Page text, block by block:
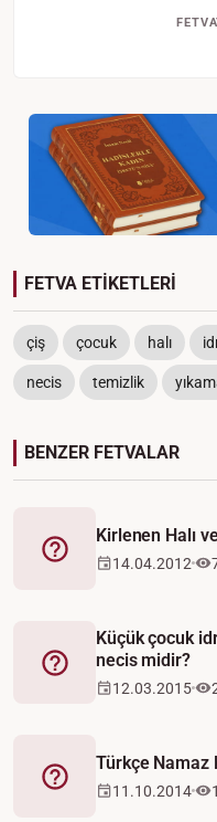
FETVA ETİKETLERİ
çiş çocuk halı
necis temizlik
BENZER FETVALAR
Fetva
Kirlenen Halı
14.04.2012
Fetva
Küçük çocuk
necis midir?
12.03.2015
Fetva
Türkçe Namaz
11.10.2014